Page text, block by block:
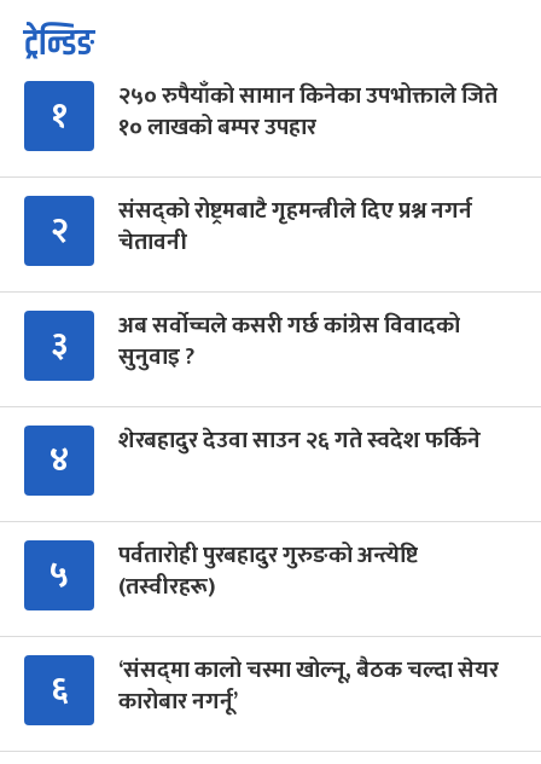
ट्रेन्डिङ
१
२५० रुपैयाँको सामान किनेका उपभोक्ताले जिते
१० लाखको बम्पर उपहार
२
संसद्को रोष्ट्रमबाटै गृहमन्त्रीले दिए प्रश्न नगर्न
चेतावनी
३
अब सर्वोच्चले कसरी गर्छ कांग्रेस विवादको
सुनुवाइ ?
४ शेरबहादुर देउवा साउन २६ गते स्वदेश फर्किने
५
पर्वतारोही पुरबहादुर गुरुङको अन्त्येष्टि
(तस्वीरहरू)
६
‘संसद्‍मा कालो चस्मा खोल्नू, बैठक चल्दा सेयर
कारोबार नगर्नू’